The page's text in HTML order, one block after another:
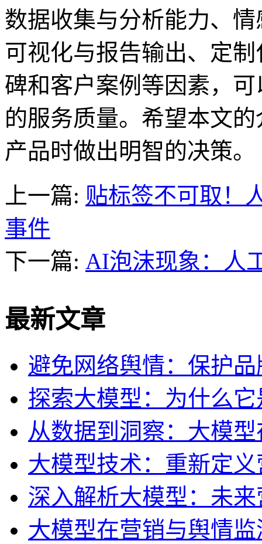
数据收集与分析能力、
可视化与报告输出、定
碑和客户案例等因素，
的服务质量。希望本文
产品时做出明智的决策。
上一篇: 贴标签不可取！
事件
下一篇: AI泡沫现象：人
最新文章
避免网络舆情：保护
探索大模型：为什么
从数据到洞察：大模
大模型技术：重新定
深入解析大模型：未
大模型在营销与舆情